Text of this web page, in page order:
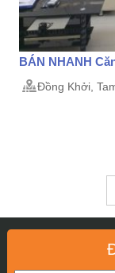
BÁN NHANH
Đồng Khởi,